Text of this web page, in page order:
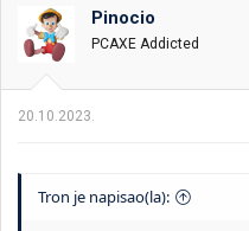
o
v
a
n
:
Pinocio
PCAXE Addicted
20.10.2023.
Tron je napisao(la):